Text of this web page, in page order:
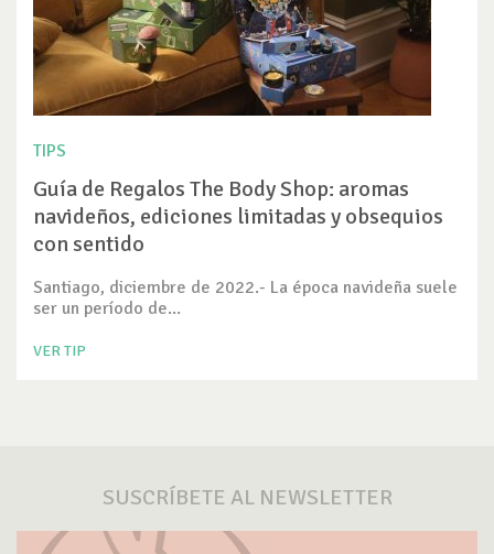
TIPS
Guía de Regalos The Body Shop: aromas
navideños, ediciones limitadas y obsequios
con sentido
Santiago, diciembre de 2022.- La época navideña suele
ser un período de...
VER TIP
SUSCRÍBETE AL NEWSLETTER